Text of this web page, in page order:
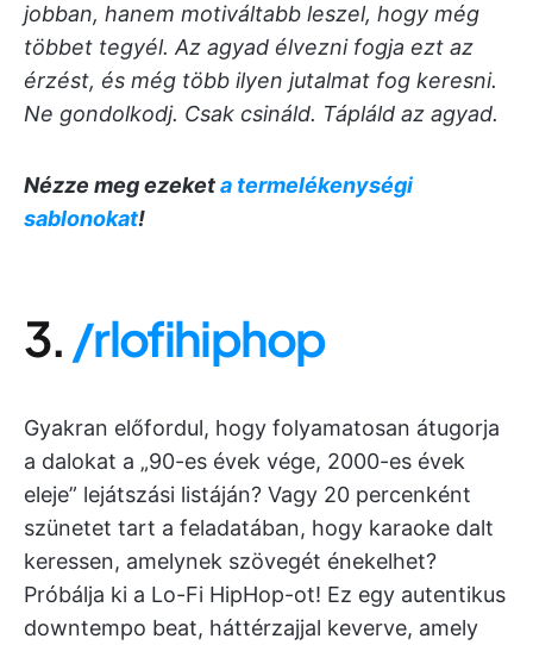
jobban, hanem motiváltabb leszel, hogy még
többet tegyél. Az agyad élvezni fogja ezt az
érzést, és még több ilyen jutalmat fog keresni.
Ne gondolkodj. Csak csináld. Tápláld az agyad.
Nézze meg ezeketa termelékenységi
sablonokat!
3. /rlofihiphop
Gyakran előfordul, hogy folyamatosan átugorja
a dalokat a „90-es évek vége, 2000-es évek
eleje” lejátszási listáján? Vagy 20 percenként
szünetet tart a feladatában, hogy karaoke dalt
keressen, amelynek szövegét énekelhet?
Próbálja ki a Lo-Fi HipHop-ot! Ez egy autentikus
downtempo beat, háttérzajjal keverve, amely